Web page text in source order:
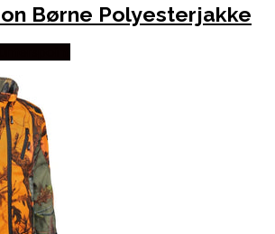
Børne Polyesterjakke